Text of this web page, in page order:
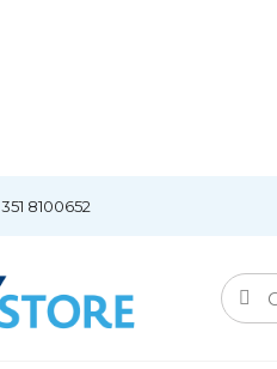
351 8100652